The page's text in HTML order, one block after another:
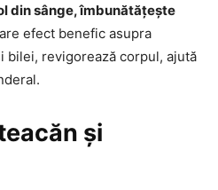
din sânge, îmbunătățește
efect benefic asupra
bilei, revigorează corpul, ajută
și